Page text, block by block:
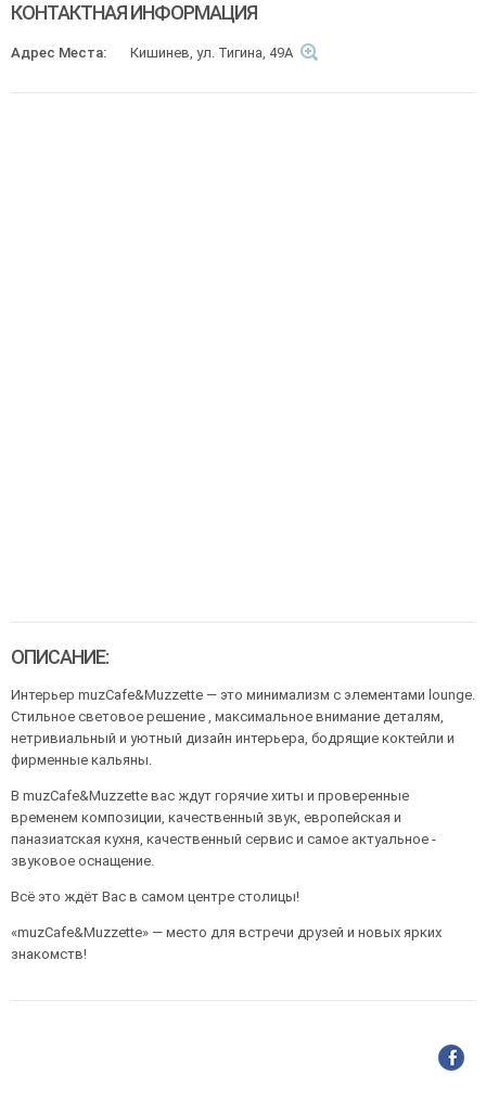
КОНТАКТНАЯ ИНФОРМАЦИЯ
Адрес Места: Кишинев, ул. Тигина, 49A
ОПИСАНИЕ:
Интерьер muzCafe&Muzzette — это минимализм с элементами lounge.
Стильное световое решение , максимальное внимание деталям,
нетривиальный и уютный дизайн интерьера, бодрящие коктейли и
фирменные кальяны.
В muzCafe&Muzzette вас ждут горячие хиты и проверенные
временем композиции, качественный звук, европейская и
паназиатская кухня, качественный сервис и самое актуальное -
звуковое оснащение.
Всё это ждёт Вас в самом центре столицы!
«muzCafe&Muzzette» — место для встречи друзей и новых ярких
знакомств!